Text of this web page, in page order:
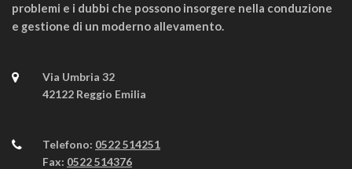
problemi e i dubbi che possono insorgere nella conduzione
e gestione di un moderno allevamento.
Via Umbria 32
42122 Reggio Emilia
Telefono: 0522 514251
Fax: 0522 514376